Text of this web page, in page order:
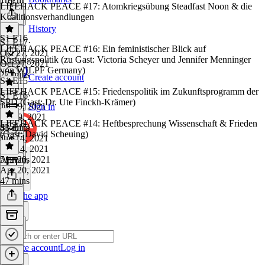
History
Create account
Sign in
Get the app
Create accountLog in
LIFEHACK PEACE #17: Atomkriegsübung Steadfast Noon & die
Koalitionsverhandlungen
S1 E17·
Oct 27, 2021
Oct 27, 2021
27 mins
S1 E16
LIFEHACK PEACE #16: Ein feministischer Blick auf
Rüstungspolitik (zu Gast: Victoria Scheyer und Jennifer Menninger
von WILPF Germany)
S1 E16·
Jul 29, 2021
Jul 29, 2021
43 mins
S1 E15
LIFEHACK PEACE #15: Friedenspolitik im Zukunftsprogramm der
SPD (Gast: Dr. Ute Finckh-Krämer)
S1 E15·
Jun 14, 2021
Jun 14, 2021
51 mins
LIFEHACK PEACE #14: Heftbesprechung Wissenschaft & Frieden
(Gast: David Scheuing)
Apr 20, 2021
Apr 20, 2021
47 mins